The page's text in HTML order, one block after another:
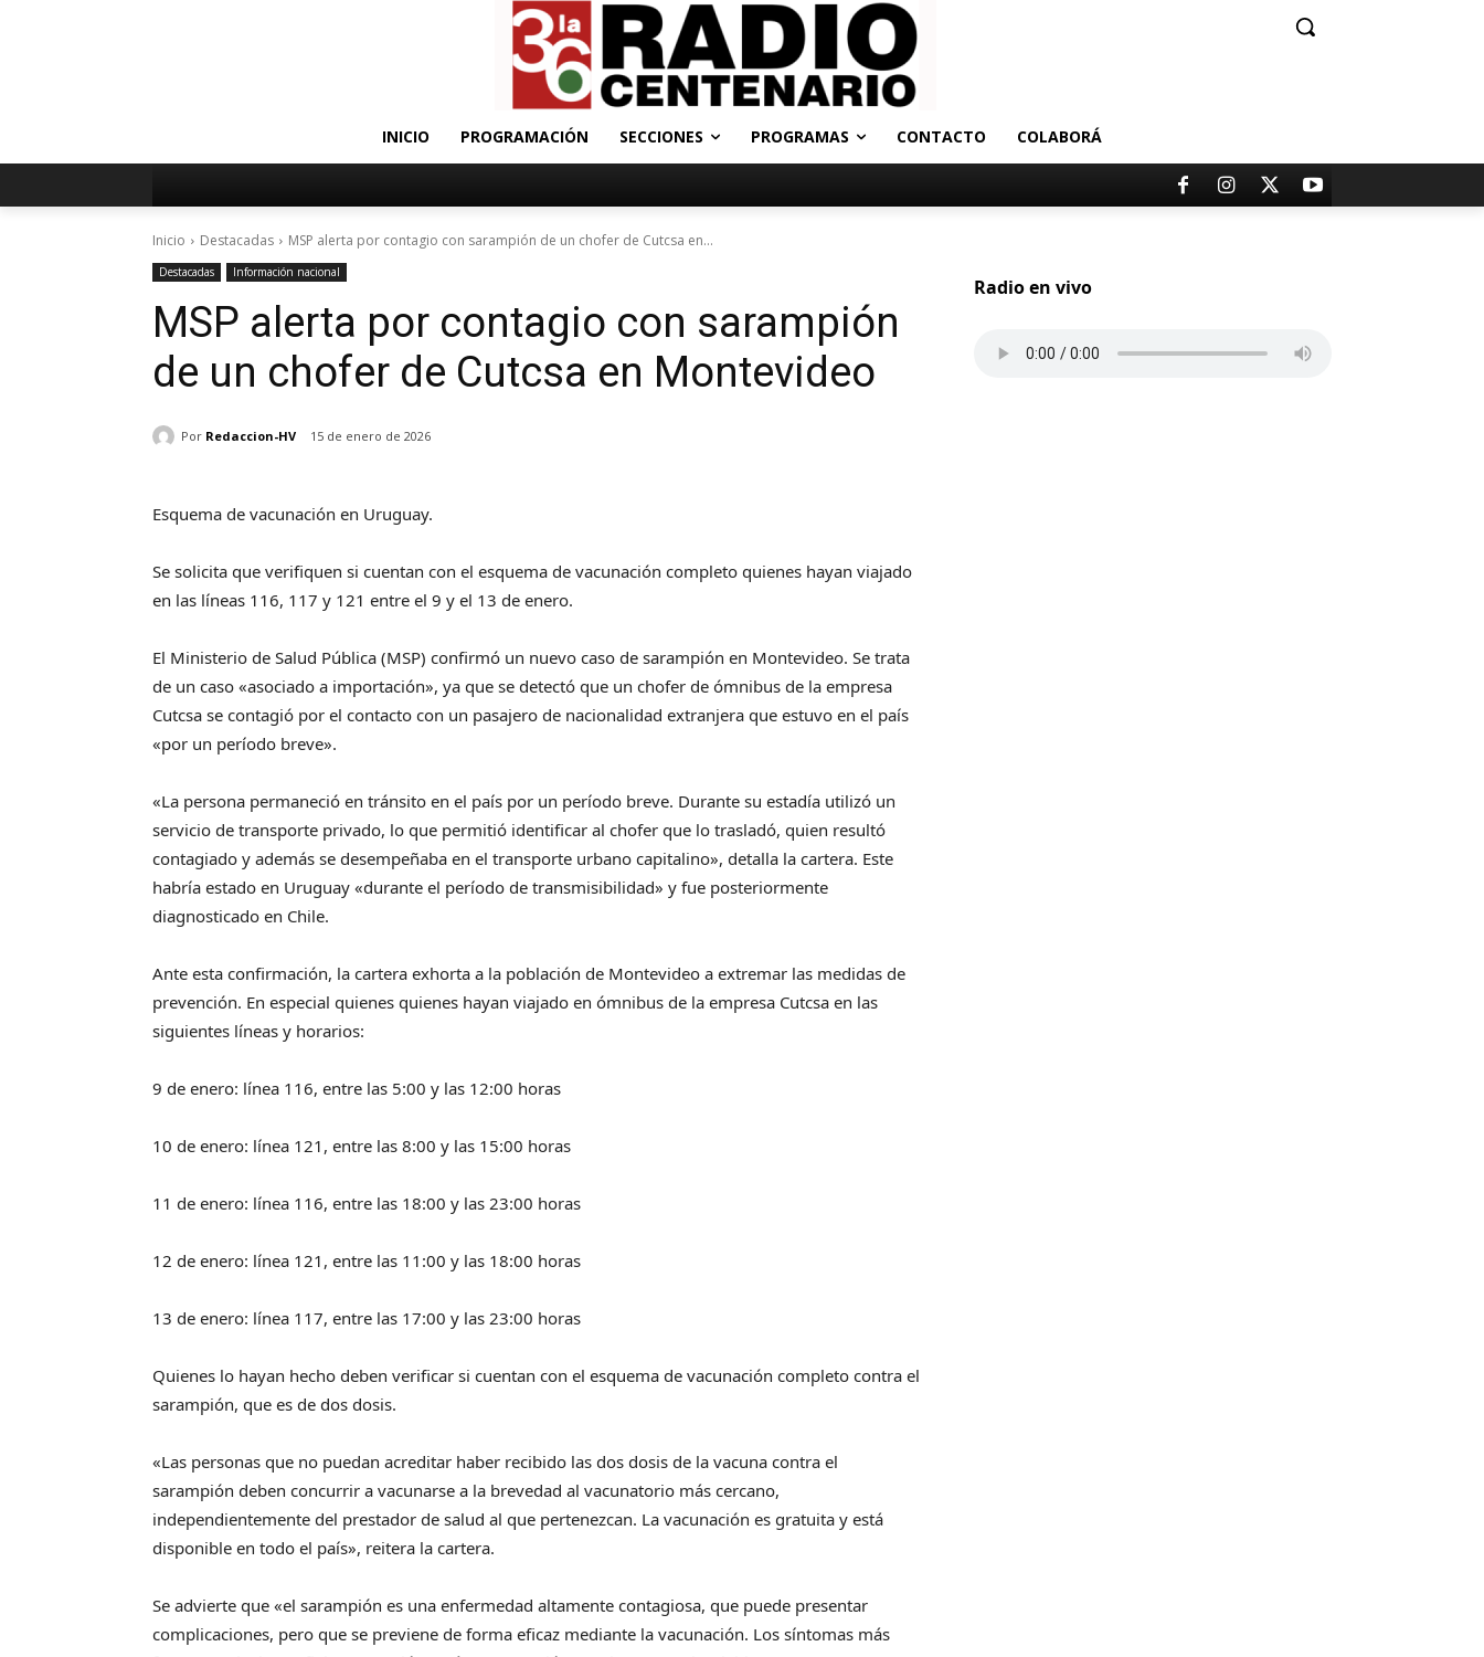
INICIO PROGRAMACIÓN SECCIONES PROGRAMAS CONTACTO COLABORÁ
Inicio Destacadas MSP alerta por contagio con sarampión de un chofer de Cutcsa en...
Destacadas Información nacional
MSP alerta por contagio con sarampión
de un chofer de Cutcsa en Montevideo
Por Redaccion-HV 15 de enero de 2026
Esquema de vacunación en Uruguay.
Se solicita que verifiquen si cuentan con el esquema de vacunación completo quienes hayan viajado
en las líneas 116, 117 y 121 entre el 9 y el 13 de enero.
El Ministerio de Salud Pública (MSP) confirmó un nuevo caso de sarampión en Montevideo. Se trata
de un caso «asociado a importación», ya que se detectó que un chofer de ómnibus de la empresa
Cutcsa se contagió por el contacto con un pasajero de nacionalidad extranjera que estuvo en el país
«por un período breve».
«La persona permaneció en tránsito en el país por un período breve. Durante su estadía utilizó un
servicio de transporte privado, lo que permitió identificar al chofer que lo trasladó, quien resultó
contagiado y además se desempeñaba en el transporte urbano capitalino», detalla la cartera. Este
habría estado en Uruguay «durante el período de transmisibilidad» y fue posteriormente
diagnosticado en Chile.
Ante esta confirmación, la cartera exhorta a la población de Montevideo a extremar las medidas de
prevención. En especial quienes quienes hayan viajado en ómnibus de la empresa Cutcsa en las
siguientes líneas y horarios:
9 de enero: línea 116, entre las 5:00 y las 12:00 horas
10 de enero: línea 121, entre las 8:00 y las 15:00 horas
11 de enero: línea 116, entre las 18:00 y las 23:00 horas
12 de enero: línea 121, entre las 11:00 y las 18:00 horas
13 de enero: línea 117, entre las 17:00 y las 23:00 horas
Quienes lo hayan hecho deben verificar si cuentan con el esquema de vacunación completo contra el
sarampión, que es de dos dosis.
«Las personas que no puedan acreditar haber recibido las dos dosis de la vacuna contra el
sarampión deben concurrir a vacunarse a la brevedad al vacunatorio más cercano,
independientemente del prestador de salud al que pertenezcan. La vacunación es gratuita y está
disponible en todo el país», reitera la cartera.
Se advierte que «el sarampión es una enfermedad altamente contagiosa, que puede presentar
complicaciones, pero que se previene de forma eficaz mediante la vacunación. Los síntomas más
Radio en vivo